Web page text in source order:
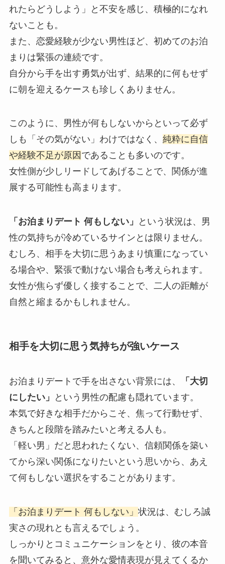
れたらどうしよう」と不安を感じ、積極的になれ
ないことも。
また、恋愛経験が少ない男性ほど、初めてのお泊
まりは緊張の連続です。
自分から手を出す勇気が出ず、結果的に何もせず
に朝を迎えるケースも珍しくありません。
このように、男性が何もしないからといって必ず
しも「その気がない」わけではなく、 純粋に自信
や経験不足が原因 であることも多いのです。
女性側が少しリードしてあげることで、関係が進
展する可能性も高まります。
「お泊まりデート 何もしない」
という状況は、男
性の気持ちが冷めているサインとは限りません。
むしろ、相手を大切に思うあまり慎重になってい
る場合や、緊張で動けない場合も考えられます。
女性が焦らず優しく接することで、二人の距離が
自然と縮まるかもしれません。
相手を大切に思う気持ちが強いケース
お泊まりデートで手を出さない背景には、
「大切
にしたい」
という男性の配慮も隠れています。
本気で好きな相手だからこそ、焦って行動せず、
きちんと段階を踏みたいと考える人も。
「軽い男」だと思われたくない、信頼関係を築い
てから深い関係になりたいという思いから、あえ
て何もしない選択をすることがあります。
「お泊まりデート 何もしない」 状況は、むしろ誠
実さの現れとも言えるでしょう。
しっかりとコミュニケーションをとり、彼の本音
を聞いてみると、意外な愛情表現が見えてくるか